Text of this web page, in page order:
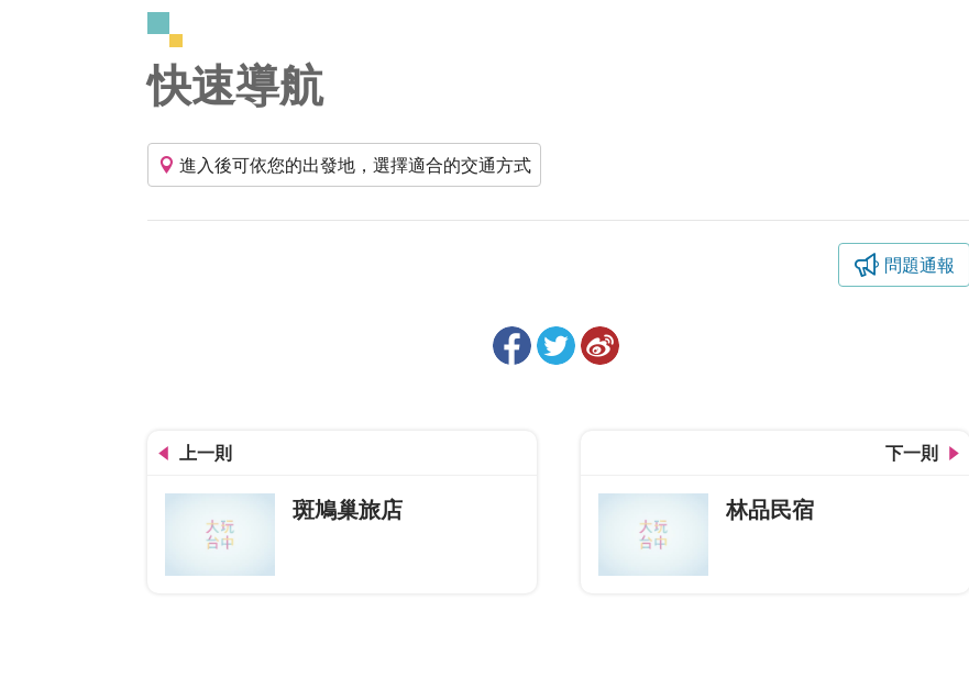
快速導航
進入後可依您的出發地，選擇適合的交通方式
問題通報
上一則
斑鳩巢旅店
下一則
林品民宿